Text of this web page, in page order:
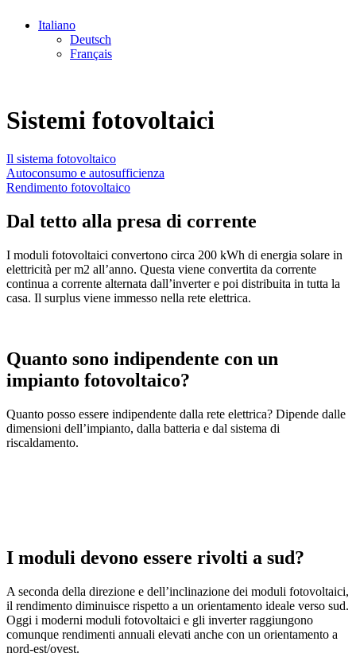
Italiano
Deutsch
Français
Sistemi fotovoltaici
Il sistema fotovoltaico
Autoconsumo e autosufficienza
Rendimento fotovoltaico
Dal tetto alla presa di corrente
I moduli fotovoltaici convertono circa 200 kWh di energia solare in
elettricità per m2 all’anno. Questa viene convertita da corrente
continua a corrente alternata dall’inverter e poi distribuita in tutta la
casa. Il surplus viene immesso nella rete elettrica.
Quanto sono indipendente con un
impianto fotovoltaico?
Quanto posso essere indipendente dalla rete elettrica? Dipende dalle
dimensioni dell’impianto, dalla batteria e dal sistema di
riscaldamento.
I moduli devono essere rivolti a sud?
A seconda della direzione e dell’inclinazione dei moduli fotovoltaici,
il rendimento diminuisce rispetto a un orientamento ideale verso sud.
Oggi i moderni moduli fotovoltaici e gli inverter raggiungono
comunque rendimenti annuali elevati anche con un orientamento a
nord-est/ovest.